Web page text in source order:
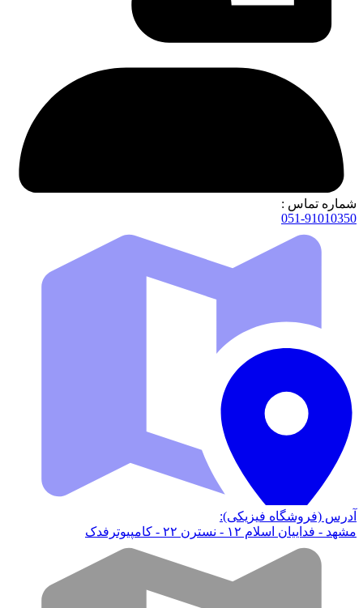
شماره تماس :
051-91010350
آدرس (فروشگاه فیزیکی):
مشهد - فداییان اسلام ۱۲ - نسترن ۲۲ - کامپیوترفدک